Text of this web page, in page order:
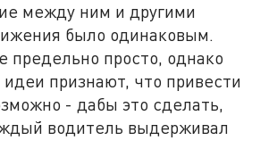
между ним и другими
было одинаковым.
предельно просто, однако
признают, что привести
- дабы это сделать,
водитель выдерживал